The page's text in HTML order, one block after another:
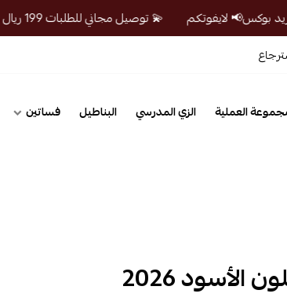
💫 توصيل مجاني للطلبات 199 ريال واكثر من خلال ريد بوكس📢 لايفوتكم
العملية الزي المدرسي البناطيل فساتين
2026